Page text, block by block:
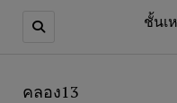
ชั้นเ
คลอง13